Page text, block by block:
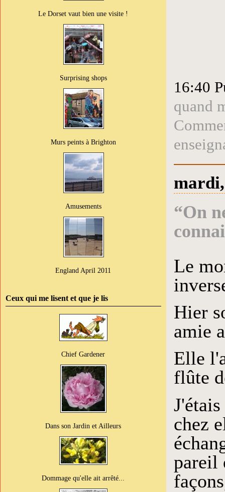
Le Dorset vaut bien une visite !
Surprising shops
Murs peints à Brighton
Amusements
England April 2011
Ceux qui me lisent et que je lis
Chief Gardener
Dans son Jardin et Ailleurs
Dommage qu'elle ait arrêté...
16:40
quand
“On
Le
Hier
amie
Elle
flûte
chez
pareil